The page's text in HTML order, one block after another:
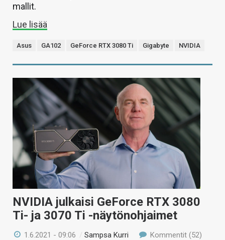
mallit.
Lue lisää
Asus GA102 GeForce RTX 3080 Ti Gigabyte NVIDIA
NVIDIA julkaisi GeForce RTX 3080
Ti- ja 3070 Ti -näytönohjaimet
1.6.2021 - 09:06 /Sampsa Kurri Kommentit (52)